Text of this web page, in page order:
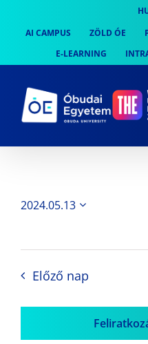
content
AI CAMPUS
ZÖLD ÓE
E-LEARNING
2024.05.13
Előző nap